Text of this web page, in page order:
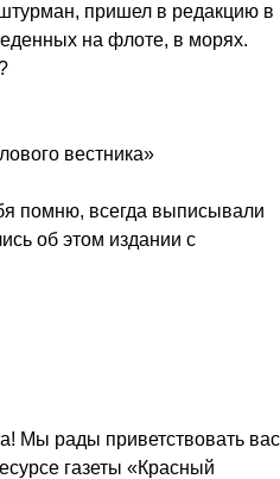
пришел в редакцию в
на флоте, в морях.
вестника»
помню, всегда выписывали
об этом издании с
Мы рады приветствовать вас
газеты «Красный